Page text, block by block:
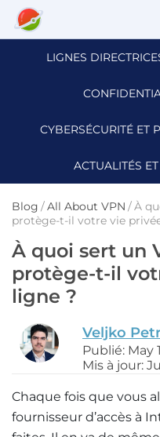
LIGNES
CYBERSÉCURITÉ ET
ACTUALITÉS
Blog /All About VPN /À
protège-t-il votre vie
À quoi sert un
protège-t-il
ligne ?
Veljko
Publié: May
Mis à jour:
Chaque fois que vous
fournisseur d’accès à